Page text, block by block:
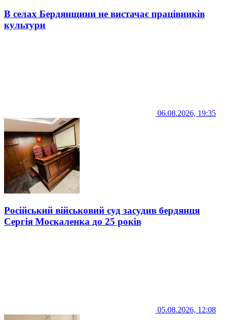
В селах Бердянщини не вистачає працівників
культури
06.08.2026, 19:35
Російський військовий суд засудив бердянця
Сергія Москаленка до 25 років
05.08.2026, 12:08